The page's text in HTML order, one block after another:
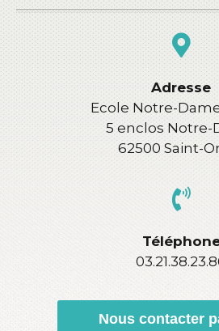
Adresse
Ecole Notre-
5 enclos Notre-
62500 Saint-
Nous contacter